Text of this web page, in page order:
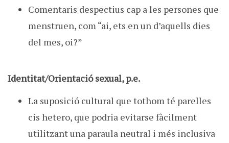
Comentaris despectius cap a les persones que
menstruen, com “ai, ets en un d’aquells dies
del mes, oi?”
Identitat/Orientació sexual, p.e.
La suposició cultural que tothom té parelles
cis hetero, que podria evitarse fàcilment
utilitzant una paraula neutral i més inclusiva